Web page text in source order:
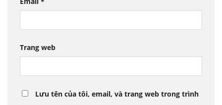
Trang web
Lưu tên của tôi, email, và trang web trong trình